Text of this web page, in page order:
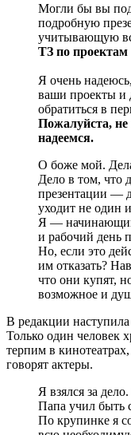
Могли бы вы
подробную
учитывающую
ТЗ по
Я очень
ваши проекты и
обратиться в
Пожалуйста,
надеемся.
О боже мой.
Дело в том, что
презентации —
уходит не один
Я —
и рабочий день
Но, если это
им отказать?
что они купят,
возможное и
В редакции
Только один человек
терпим в
говорят актеры.
Я взялся за
Папа учил быть
По крупинке я